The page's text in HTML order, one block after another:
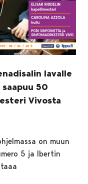
lavalle
50
Vivosta
on muun
5 ja Ibertin